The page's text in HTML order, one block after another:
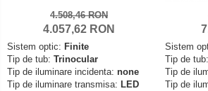
Piese pentru compresiune
Piulite zimtate si hexagonale
Placa de montaj
Placi etalon
4.508,46 RON
4.057,62 RON
Sistem optic: Finite
Tip de tub: Trinocular
Tip de iluminare incidenta: none
Tip de iluminare transmisa: LED
Sistem
Tip de tub:
Tip de
Tip de